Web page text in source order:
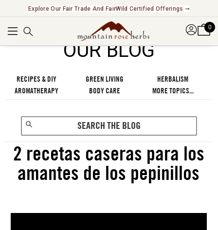
Explore Our Fair Trade And FairWild Certified Offerings ➞
0
OUR BLOG
RECIPES & DIY GREEN LIVING
HERBALISM
AROMATHERAPY
BODY CARE MORE TOPICS...
2 recetas caseras para los
amantes de los pepinillos